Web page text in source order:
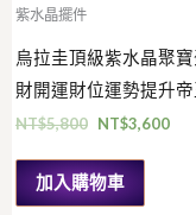
紫水晶擺件
烏拉圭頂級紫水晶聚
財開運財位運勢提升
NT$5,800 NT$3,600
加入購物車